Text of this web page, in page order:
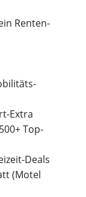
Renten-
Extra
Top-
Deals
(Motel